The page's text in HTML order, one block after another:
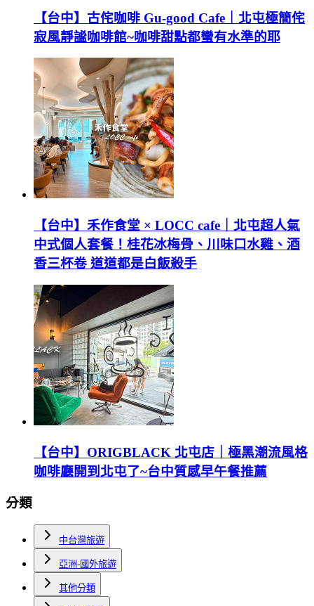
【台中】古侘咖啡 Gu-good Cafe｜北屯極簡侘
寂風靜謐咖啡館~咖啡甜點都蠻有水準的耶
【台中】禾作食堂 × LOCC cafe｜北屯超人氣
中式個人套餐！桂花冰梅骨、川味口水雞、酒
香三杯卷 道道都是白飯殺手
【台中】ORIGBLACK 北屯店｜極黑潮流風格
咖啡廳開到北屯了~台中質感早午餐推薦
分類
中台灣旅遊
亞洲-國外旅遊
其他分類